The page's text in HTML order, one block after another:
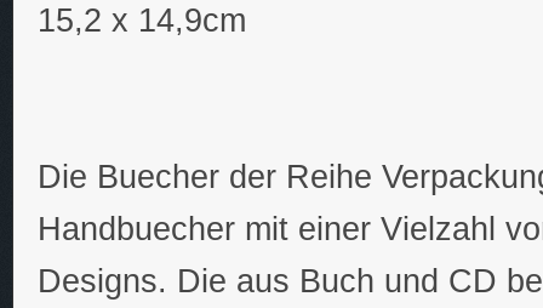
15,2 x 14,9cm
Die Buecher der Reihe
Handbuecher mit einer Vielzahl
Designs. Die aus Buch und CD